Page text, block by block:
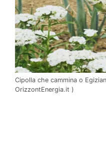
Cipolla che cammina o
OrizzontEnergia.it )